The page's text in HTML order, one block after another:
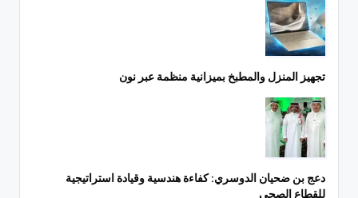
تجهيز المنزل والمطبخ بميزانية منظمة عبر نون
دعج بن ضحيان الدوسري: كفاءة هندسية وقيادة استراتيجية
للقطاع الصحي